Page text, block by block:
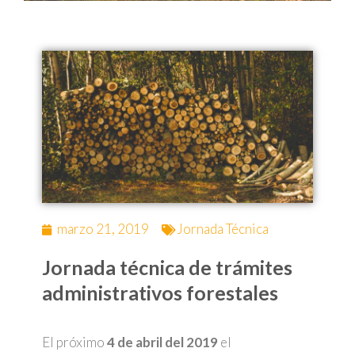
marzo 21, 2019 Jornada Técnica
Jornada técnica de trámites
administrativos forestales
El próximo4 de abril del 2019 el